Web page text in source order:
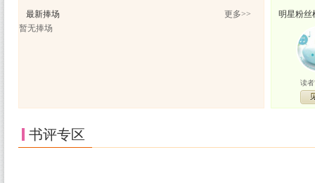
最新捧场
更多>>
暂无捧场
明星粉丝
读者
书评专区